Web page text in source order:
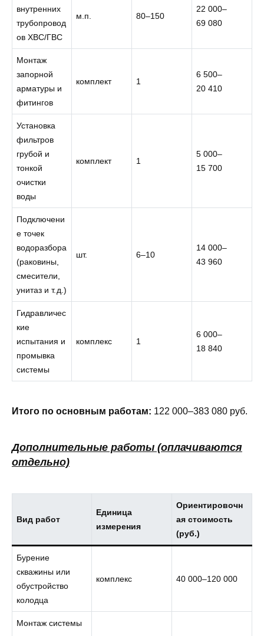
внутренних
трубопровод
ов ХВС/ГВС
м.п. 80–150
22 000–
69 080
Монтаж
запорной
арматуры и
фитингов
комплект 1
6 500–
20 410
Установка
фильтров
грубой и
тонкой
очистки
воды
комплект 1
5 000–
15 700
Подключени
е точек
водоразбора
(раковины,
смесители,
унитаз и т. д.)
шт. 6–10
14 000–
43 960
Гидравличес
кие
испытания и
промывка
системы
комплекс 1
6 000–
18 840
Итого по основным работам: 122 000–383 080 руб.
Дополнительные работы (оплачиваются
отдельно)
Вид работ
Единица
измерения
Ориентировочн
ая стоимость
(руб.)
Бурение
скважины или
обустройство
колодца
комплекс 40 000–120 000
Монтаж системы